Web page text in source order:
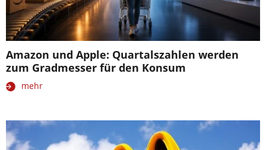
Amazon und Apple: Quartalszahlen werden
zum Gradmesser für den Konsum
mehr